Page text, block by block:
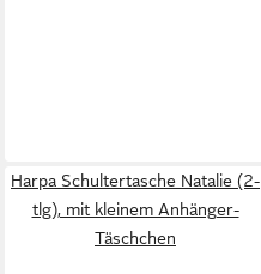
Harpa Schultertasche Natalie (2-
tlg), mit kleinem Anhänger-
Täschchen